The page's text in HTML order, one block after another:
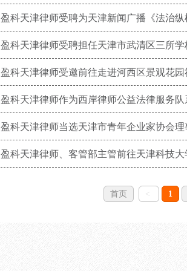
盈科天津律师受聘为天津新闻广播《法治
盈科天津律师受聘担任天津市武清区三所
盈科天津律师受邀前往走进河西区景观花
盈科天津律师作为西岸律师公益法律服务
盈科天津律师当选天津市青年企业家协会理
盈科天津律师、客管部主管前往天津科技
首页 < 1